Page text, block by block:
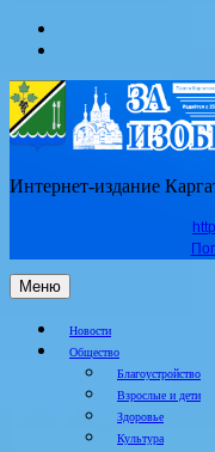
Интернет-издание
Меню
Новости
Общество
Благоустройство
Взрослые и дети
Здоровье
Культура